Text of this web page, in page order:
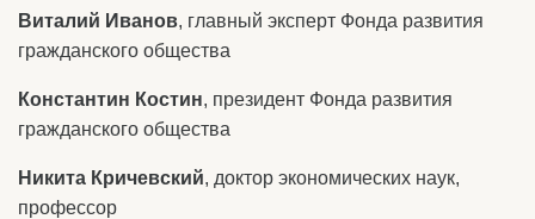
Виталий Иванов, главный эксперт Фонда развития
гражданского общества
Константин Костин, президент Фонда развития
гражданского общества
Никита Кричевский, доктор экономических наук,
профессор